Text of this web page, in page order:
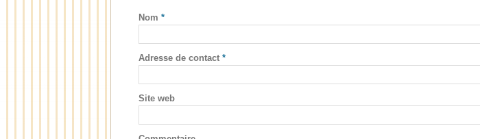
Nom *
Adresse de contact *
Site web